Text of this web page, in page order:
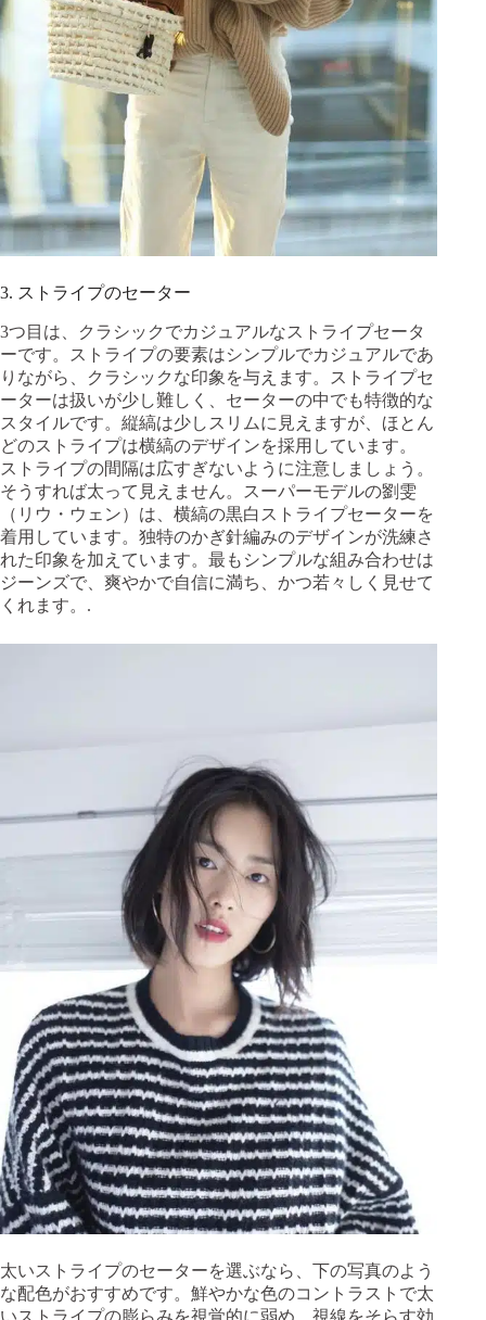
3. ストライプのセーター
3つ目は、クラシックでカジュアルなストライプセータ
ーです。ストライプの要素はシンプルでカジュアルであ
りながら、クラシックな印象を与えます。ストライプセ
ーターは扱いが少し難しく、セーターの中でも特徴的な
スタイルです。縦縞は少しスリムに見えますが、ほとん
どのストライプは横縞のデザインを採用しています。
ストライプの間隔は広すぎないように注意しましょう。
そうすれば太って見えません。スーパーモデルの劉雯
（リウ・ウェン）は、横縞の黒白ストライプセーターを
着用しています。独特のかぎ針編みのデザインが洗練さ
れた印象を加えています。最もシンプルな組み合わせは
ジーンズで、爽やかで自信に満ち、かつ若々しく見せて
くれます。.
太いストライプのセーターを選ぶなら、下の写真のよう
な配色がおすすめです。鮮やかな色のコントラストで太
いストライプの膨らみを視覚的に弱め、視線をそらす効